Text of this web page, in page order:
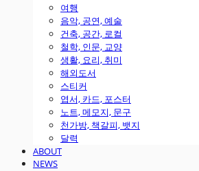
여행
음악, 공연, 예술
건축, 공간, 로컬
철학, 인문, 교양
생활, 요리, 취미
해외도서
스티커
엽서, 카드, 포스터
노트, 메모지, 문구
천가방, 책갈피, 뱃지
달력
ABOUT
NEWS